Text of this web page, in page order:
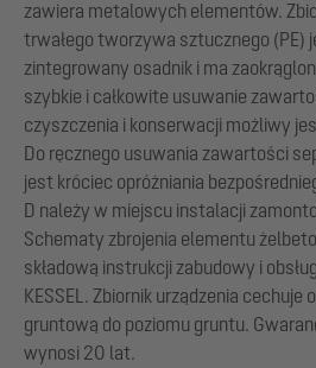
zawiera metalowych elementów.
trwałego tworzywa sztucznego (PE)
zintegrowany osadnik i ma
szybkie i całkowite usuwanie
czyszczenia i konserwacji możliwy
Do ręcznego usuwania zawartości
jest króciec opróżniania
D należy w miejscu instalacji
Schematy zbrojenia elementu
składową instrukcji zabudowy i
KESSEL. Zbiornik urządzenia cechuje
gruntową do poziomu gruntu.
wynosi 20 lat.